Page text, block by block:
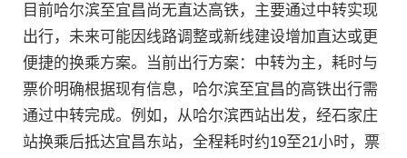
目前哈尔滨至宜昌尚无直达高铁，主要通过中转实现
出行，未来可能因线路调整或新线建设增加直达或更
便捷的换乘方案。当前出行方案：中转为主，耗时与
票价明确根据现有信息，哈尔滨至宜昌的高铁出行需
通过中转完成。例如，从哈尔滨西站出发，经石家庄
站换乘后抵达宜昌东站，全程耗时约19至21小时，票